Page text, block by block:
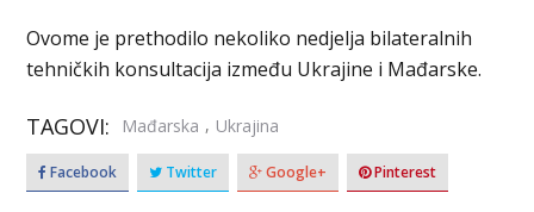
Ovome je prethodilo nekoliko nedjelja bilateralnih
tehničkih konsultacija između Ukrajine i Mađarske.
TAGOVI: Mađarska , Ukrajina
Facebook Twitter Google+ Pinterest